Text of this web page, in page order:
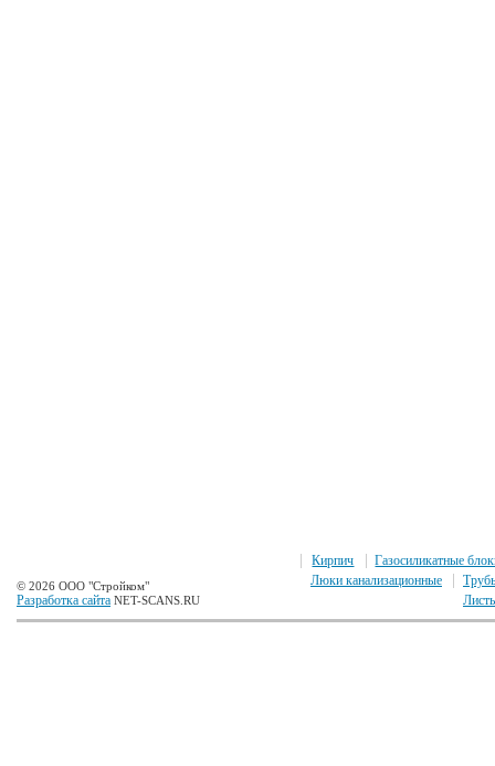
© 2026 ООО "Стройком"
Разработка сайта NET-SCANS.RU
Кирпич
Газосиликатные
Люки канализационные